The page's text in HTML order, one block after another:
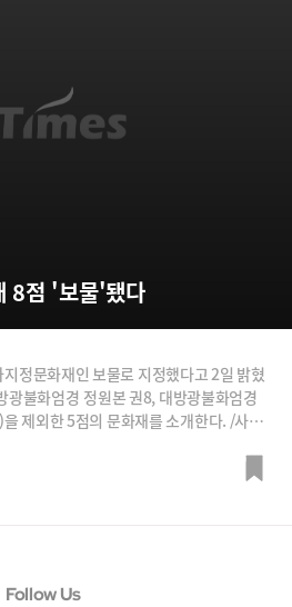
8점 '보물'됐다
정문화재인 보물로 지정했다고 2일 밝혔
광불화엄경 정원본 권8, 대방광불화엄경
제외한 5점의 문화재를 소개한다. /사진
Follow Us